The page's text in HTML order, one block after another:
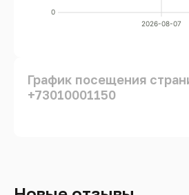
0
2026-08-07
График посещения
+73010001150